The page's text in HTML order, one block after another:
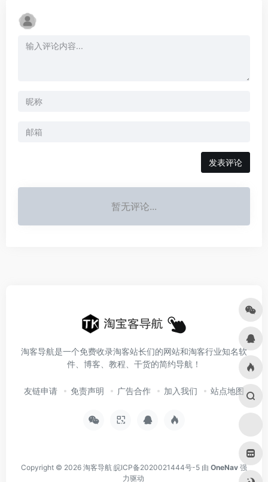
发表评论
暂无评论...
淘客导航是一个免费收录淘客站长们的网站和淘客行业知名软
件、博客、教程、干货的简约导航！
友链申请 免责声明 广告合作 加入我们 站点地图
Copyright © 2026 淘客导航 皖ICP备2020021444号-5 由 OneNav 强
力驱动